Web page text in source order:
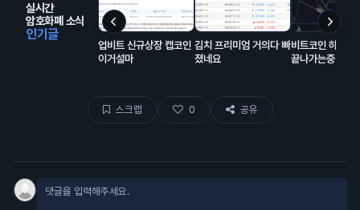
실시간
암호화폐 소식
인기글
업비트 신규상장 캡코인
이거설마
김치 프리미엄 거의다 빠
졌네요
비트코인 하방
끝나가는중..
스크랩 0 공유